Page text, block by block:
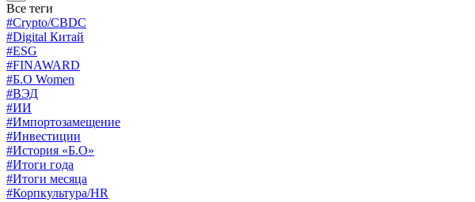
Все теги
#Crypto/CBDC
#Digital Китай
#ESG
#FINAWARD
#Б.О Women
#ВЭД
#ИИ
#Импортозамещение
#Инвестиции
#История «Б.О»
#Итоги года
#Итоги месяца
#Корпкультура/HR